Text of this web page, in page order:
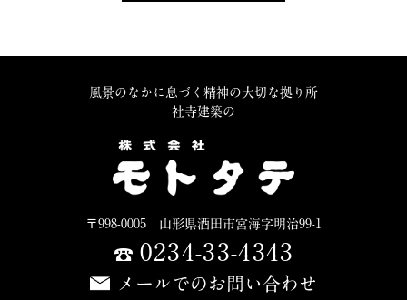
風景のなかに息づく精神の大切な拠り所
社寺建築の
〒998-0005 山形県酒田市宮海字明治99-1
0234-33-4343
メールでのお問い合わせ